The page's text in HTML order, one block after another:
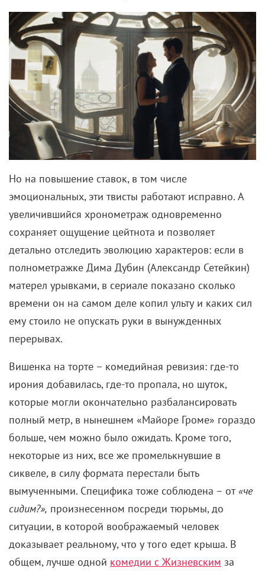
Но на повышение ставок, в том числе
эмоциональных, эти твисты работают исправно. А
увеличившийся хронометраж одновременно
сохраняет ощущение цейтнота и позволяет
детально отследить эволюцию характеров: если в
полнометражке Дима Дубин (Александр Сетейкин)
матерел урывками, в сериале показано сколько
времени он на самом деле копил ульту и каких сил
ему стоило не опускать руки в вынужденных
перерывах.
Вишенка на торте – комедийная ревизия: где-то
ирония добавилась, где-то пропала, но шуток,
которые могли окончательно разбалансировать
полный метр, в нынешнем «Майоре Громе» гораздо
больше, чем можно было ожидать. Кроме того,
некоторые из них, все же промелькнувшие в
сиквеле, в силу формата перестали быть
вымученными. Специфика тоже соблюдена – от«че
сидим?», произнесенном посреди тюрьмы, до
ситуации, в которой воображаемый человек
доказывает реальному, что у того едет крыша. В
общем, лучше одной комедии с Жизневским за